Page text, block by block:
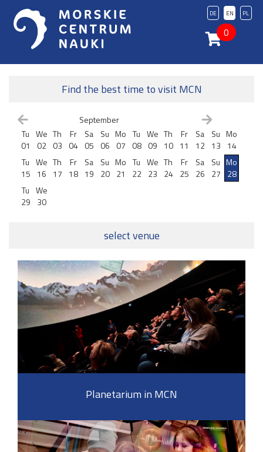
PL
EN
DE
0
Find the best time to visit MCN
September
Tu
01
We
02
Th
03
Fr
04
Sa
05
Su
06
Mo
07
Tu
08
We
09
Th
10
Fr
11
Sa
12
Su
13
Mo
14
Tu
15
We
16
Th
17
Fr
18
Sa
19
Su
20
Mo
21
Tu
22
We
23
Th
24
Fr
25
Sa
26
Su
27
Mo
28
Tu
29
We
30
select venue
Planetarium in MCN